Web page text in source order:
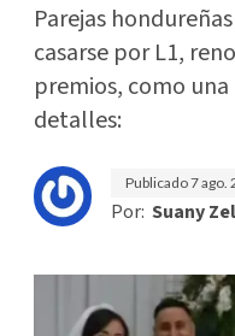
Parejas
casarse por L1,
premios, como
detalles:
Publicado7 ago.
Por: Suany